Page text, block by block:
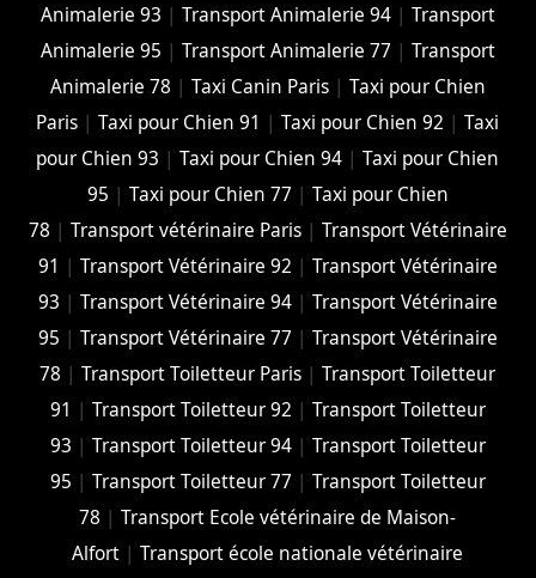
Animalerie 93 | Transport Animalerie 94| Transport
Animalerie 95 | Transport Animalerie 77 | Transport
Animalerie 78 | Taxi Canin Paris| Taxi pour Chien
Paris |Taxi pour Chien 91 |Taxi pour Chien 92 |Taxi
pour Chien 93 |Taxi pour Chien 94 |Taxi pour Chien
95 | Taxi pour Chien 77 | Taxi pour Chien
78 | Transport vétérinaire Paris| Transport Vétérinaire
91 | Transport Vétérinaire 92 | Transport Vétérinaire
93 | Transport Vétérinaire 94| Transport Vétérinaire
95 | Transport Vétérinaire 77 | Transport Vétérinaire
78 |Transport Toiletteur Paris |Transport Toiletteur
91 | Transport Toiletteur 92 | Transport Toiletteur
93 | Transport Toiletteur 94| Transport Toiletteur
95 | Transport Toiletteur 77 | Transport Toiletteur
78 |Transport Ecole vétérinaire de Maison-
Alfort |Transport école nationale vétérinaire